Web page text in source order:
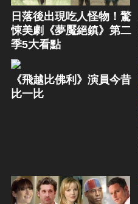
日落後出現吃人怪物！驚
悚美劇《夢魘絕鎮》第二
季5大看點
《飛越比佛利》演員今昔
比一比